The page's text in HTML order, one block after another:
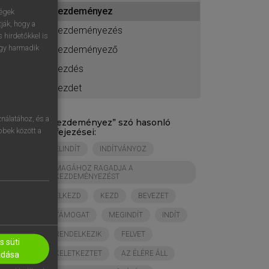
kezdeményez
kezdeményezés
kezdeményező
kezdés
kezdet
„ kezdeményez” szó hasonló
kifejezései:
ELINDÍT INDÍTVÁNYOZ
MAGÁHOZ RAGADJA A
KEZDEMÉNYEZÉST
ELKEZD KEZD BEVEZET
TÁMOGAT MEGINDÍT INDÍT
RENDELKEZIK FELVET
KELETKEZTET AZ ÉLÉRE ÁLL
hogy a
hirdetőkkel is
harmadik
és a
között a
süti